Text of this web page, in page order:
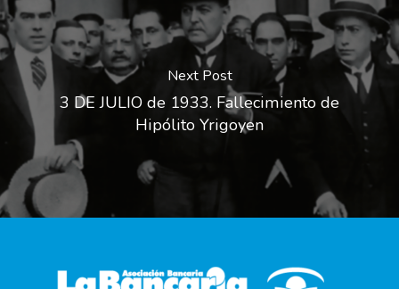
Next Post
3 DE JULIO de 1933. Fallecimiento de
Hipólito Yrigoyen